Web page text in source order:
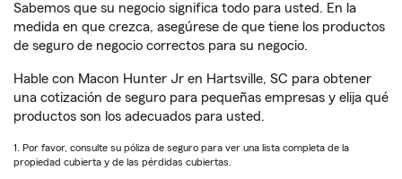
Sabemos que su negocio significa todo para usted. En la
medida en que crezca, asegúrese de que tiene los productos
de seguro de negocio correctos para su negocio.
Hable con Macon Hunter Jr en Hartsville, SC para obtener
una cotización de seguro para pequeñas empresas y elija qué
productos son los adecuados para usted.
1. Por favor, consulte su póliza de seguro para ver una lista completa de la
propiedad cubierta y de las pérdidas cubiertas.